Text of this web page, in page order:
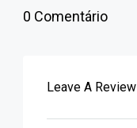
0 Comentário
Leave A Review